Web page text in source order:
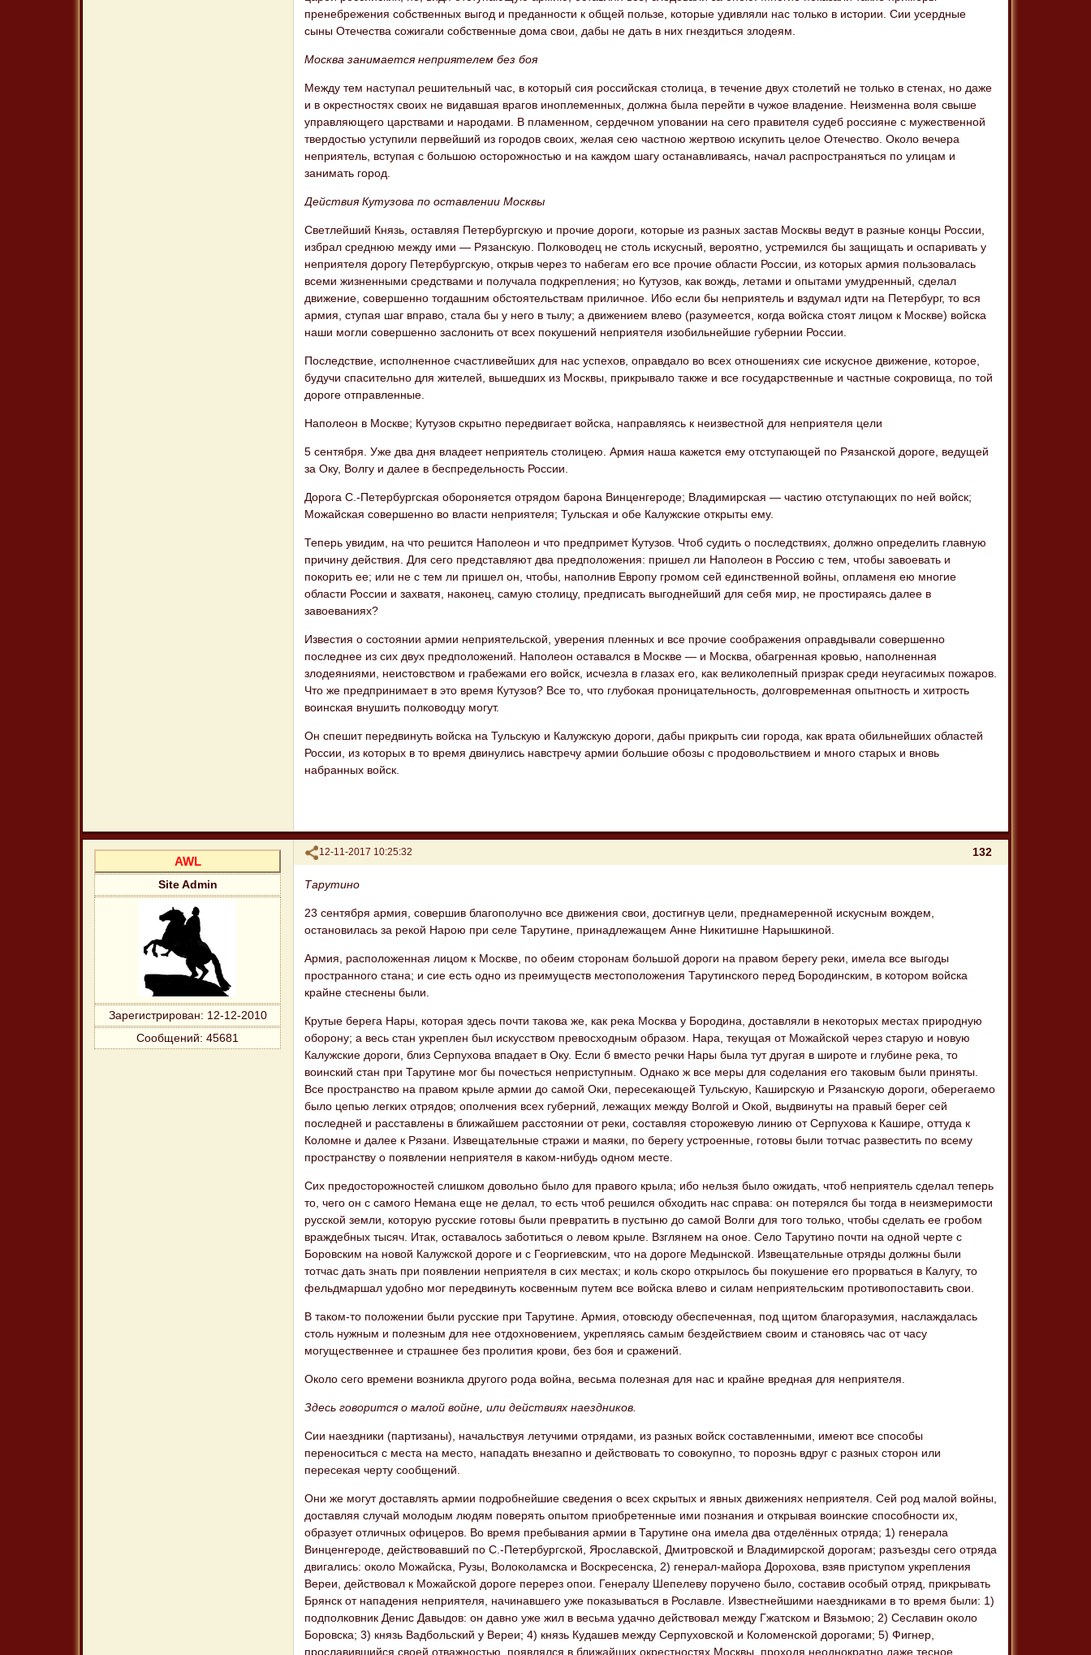
пренебрежения собственных выгод и преданности к общей пользе, которые удивляли нас только в истории. Сии усердные
сыны Отечества сожигали собственные дома свои, дабы не дать в них гнездиться злодеям.
Москва занимается неприятелем без боя
Между тем наступал решительный час, в который сия российская столица, в течение двух столетий не только в стенах, но даже
и в окрестностях своих не видавшая врагов иноплеменных, должна была перейти в чужое владение. Неизменна воля свыше
управляющего царствами и народами. В пламенном, сердечном уповании на сего правителя судеб россияне с мужественной
твердостью уступили первейший из городов своих, желая сею частною жертвою искупить целое Отечество. Около вечера
неприятель, вступая с большою осторожностью и на каждом шагу останавливаясь, начал распространяться по улицам и
занимать город.
Действия Кутузова по оставлении Москвы
Светлейший Князь, оставляя Петербургскую и прочие дороги, которые из разных застав Москвы ведут в разные концы России,
избрал среднюю между ими — Рязанскую. Полководец не столь искусный, вероятно, устремился бы защищать и оспаривать у
неприятеля дорогу Петербургскую, открыв через то набегам его все прочие области России, из которых армия пользовалась
всеми жизненными средствами и получала подкрепления; но Кутузов, как вождь, летами и опытами умудренный, сделал
движение, совершенно тогдашним обстоятельствам приличное. Ибо если бы неприятель и вздумал идти на Петербург, то вся
армия, ступая шаг вправо, стала бы у него в тылу; а движением влево (разумеется, когда войска стоят лицом к Москве) войска
наши могли совершенно заслонить от всех покушений неприятеля изобильнейшие губернии России.
Последствие, исполненное счастливейших для нас успехов, оправдало во всех отношениях сие искусное движение, которое,
будучи спасительно для жителей, вышедших из Москвы, прикрывало также и все государственные и частные сокровища, по той
дороге отправленные.
Наполеон в Москве; Кутузов скрытно передвигает войска, направляясь к неизвестной для неприятеля цели
5 сентября. Уже два дня владеет неприятель столицею. Армия наша кажется ему отступающей по Рязанской дороге, ведущей
за Оку, Волгу и далее в беспредельность России.
Дорога С.-Петербургская обороняется отрядом барона Винценгероде; Владимирская — частию отступающих по ней войск;
Можайская совершенно во власти неприятеля; Тульская и обе Калужские открыты ему.
Теперь увидим, на что решится Наполеон и что предпримет Кутузов. Чтоб судить о последствиях, должно определить главную
причину действия. Для сего представляют два предположения: пришел ли Наполеон в Россию с тем, чтобы завоевать и
покорить ее; или не с тем ли пришел он, чтобы, наполнив Европу громом сей единственной войны, опламеня ею многие
области России и захватя, наконец, самую столицу, предписать выгоднейший для себя мир, не простираясь далее в
завоеваниях?
Известия о состоянии армии неприятельской, уверения пленных и все прочие соображения оправдывали совершенно
последнее из сих двух предположений. Наполеон оставался в Москве — и Москва, обагренная кровью, наполненная
злодеяниями, неистовством и грабежами его войск, исчезла в глазах его, как великолепный призрак среди неугасимых пожаров.
Что же предпринимает в это время Кутузов? Все то, что глубокая проницательность, долговременная опытность и хитрость
воинская внушить полководцу могут.
Он спешит передвинуть войска на Тульскую и Калужскую дороги, дабы прикрыть сии города, как врата обильнейших областей
России, из которых в то время двинулись навстречу армии большие обозы с продовольствием и много старых и вновь
набранных войск.
Поделиться 132
12-11-2017 10:25:32
AWL
Site Admin
Зарегистрирован: 12-12-2010
Сообщений: 45681
Тарутино
23 сентября армия, совершив благополучно все движения свои, достигнув цели, преднамеренной искусным вождем,
остановилась за рекой Нарою при селе Тарутине, принадлежащем Анне Никитишне Нарышкиной.
Армия, расположенная лицом к Москве, по обеим сторонам большой дороги на правом берегу реки, имела все выгоды
пространного стана; и сие есть одно из преимуществ местоположения Тарутинского перед Бородинским, в котором войска
крайне стеснены были.
Крутые берега Нары, которая здесь почти такова же, как река Москва у Бородина, доставляли в некоторых местах природную
оборону; а весь стан укреплен был искусством превосходным образом. Нара, текущая от Можайской через старую и новую
Калужские дороги, близ Серпухова впадает в Оку. Если б вместо речки Нары была тут другая в широте и глубине река, то
воинский стан при Тарутине мог бы почесться неприступным. Однако ж все меры для соделания его таковым были приняты.
Все пространство на правом крыле армии до самой Оки, пересекающей Тульскую, Каширскую и Рязанскую дороги, оберегаемо
было цепью легких отрядов; ополчения всех губерний, лежащих между Волгой и Окой, выдвинуты на правый берег сей
последней и расставлены в ближайшем расстоянии от реки, составляя сторожевую линию от Серпухова к Кашире, оттуда к
Коломне и далее к Рязани. Извещательные стражи и маяки, по берегу устроенные, готовы были тотчас развестить по всему
пространству о появлении неприятеля в каком-нибудь одном месте.
Сих предосторожностей слишком довольно было для правого крыла; ибо нельзя было ожидать, чтоб неприятель сделал теперь
то, чего он с самого Немана еще не делал, то есть чтоб решился обходить нас справа: он потерялся бы тогда в неизмеримости
русской земли, которую русские готовы были превратить в пустыню до самой Волги для того только, чтобы сделать ее гробом
враждебных тысяч. Итак, оставалось заботиться о левом крыле. Взглянем на оное. Село Тарутино почти на одной черте с
Боровским на новой Калужской дороге и с Георгиевским, что на дороге Медынской. Извещательные отряды должны были
тотчас дать знать при появлении неприятеля в сих местах; и коль скоро открылось бы покушение его прорваться в Калугу, то
фельдмаршал удобно мог передвинуть косвенным путем все войска влево и силам неприятельским противопоставить свои.
В таком-то положении были русские при Тарутине. Армия, отовсюду обеспеченная, под щитом благоразумия, наслаждалась
столь нужным и полезным для нее отдохновением, укрепляясь самым бездействием своим и становясь час от часу
могущественнее и страшнее без пролития крови, без боя и сражений.
Около сего времени возникла другого рода война, весьма полезная для нас и крайне вредная для неприятеля.
Здесь говорится о малой войне, или действиях наездников.
Сии наездники (партизаны), начальствуя летучими отрядами, из разных войск составленными, имеют все способы
переноситься с места на место, нападать внезапно и действовать то совокупно, то порознь вдруг с разных сторон или
пересекая черту сообщений.
Они же могут доставлять армии подробнейшие сведения о всех скрытых и явных движениях неприятеля. Сей род малой войны,
доставляя случай молодым людям поверять опытом приобретенные ими познания и открывая воинские способности их,
образует отличных офицеров. Во время пребывания армии в Тарутине она имела два отделённых отряда; 1) генерала
Винценгероде, действовавший по С.-Петербургской, Ярославской, Дмитровской и Владимирской дорогам; разъезды сего отряда
двигались: около Можайска, Рузы, Волоколамска и Воскресенска, 2) генерал-майора Дорохова, взяв приступом укрепления
Вереи, действовал к Можайской дороге перерез опои. Генералу Шепелеву поручено было, составив особый отряд, прикрывать
Брянск от нападения неприятеля, начинавшего уже показываться в Рославле. Известнейшими наездниками в то время были: 1)
подполковник Денис Давыдов: он давно уже жил в весьма удачно действовал между Гжатском и Вязьмою; 2) Сеславин около
Боровска; 3) князь Вадбольский у Вереи; 4) князь Кудашев между Серпуховской и Коломенской дорогами; 5) Фигнер,
прославившийся своей отважностью, появлялся в ближайших окрестностях Москвы, проходя неоднократно даже тесное